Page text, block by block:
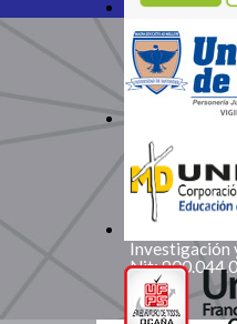
Somos
Corporación
Investigación
Nit: